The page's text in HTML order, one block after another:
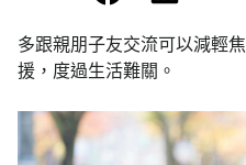
多跟親朋子友交流可以減輕
援，度過生活難關。